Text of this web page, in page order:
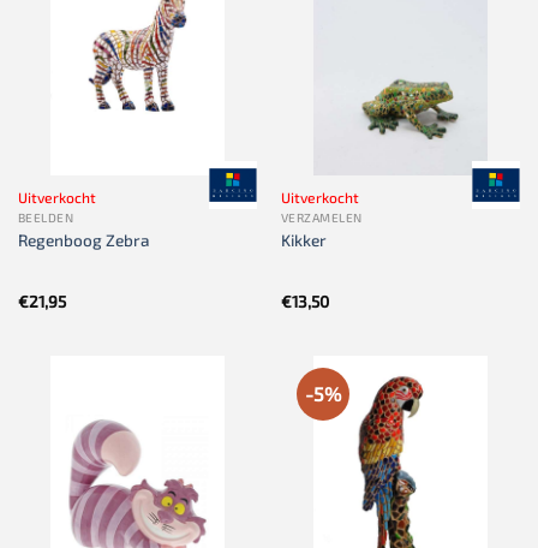
Uitverkocht
BEELDEN
Regenboog Zebra
€21,95
Uitverkocht
VERZAMELEN
Kikker
€13,50
-5%